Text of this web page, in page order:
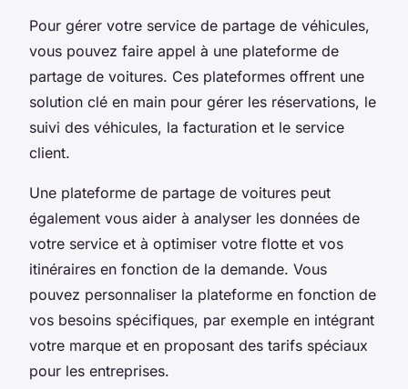
Pour gérer votre service de partage de véhicules,
vous pouvez faire appel à une plateforme de
partage de voitures. Ces plateformes offrent une
solution clé en main pour gérer les réservations, le
suivi des véhicules, la facturation et le service
client.
Une plateforme de partage de voitures peut
également vous aider à analyser les données de
votre service et à optimiser votre flotte et vos
itinéraires en fonction de la demande. Vous
pouvez personnaliser la plateforme en fonction de
vos besoins spécifiques, par exemple en intégrant
votre marque et en proposant des tarifs spéciaux
pour les entreprises.